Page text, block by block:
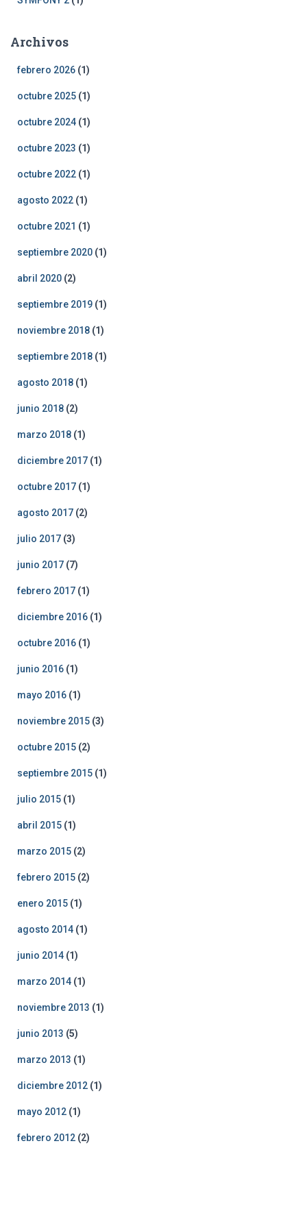
Archivos
febrero 2026 (1)
octubre 2025 (1)
octubre 2024 (1)
octubre 2023 (1)
octubre 2022 (1)
agosto 2022 (1)
octubre 2021 (1)
septiembre 2020 (1)
abril 2020 (2)
septiembre 2019 (1)
noviembre 2018 (1)
septiembre 2018 (1)
agosto 2018 (1)
junio 2018 (2)
marzo 2018 (1)
diciembre 2017 (1)
octubre 2017 (1)
agosto 2017 (2)
julio 2017 (3)
junio 2017 (7)
febrero 2017 (1)
diciembre 2016 (1)
octubre 2016 (1)
junio 2016 (1)
mayo 2016 (1)
noviembre 2015 (3)
octubre 2015 (2)
septiembre 2015 (1)
julio 2015 (1)
abril 2015 (1)
marzo 2015 (2)
febrero 2015 (2)
enero 2015 (1)
agosto 2014 (1)
junio 2014 (1)
marzo 2014 (1)
noviembre 2013 (1)
junio 2013 (5)
marzo 2013 (1)
diciembre 2012 (1)
mayo 2012 (1)
febrero 2012 (2)